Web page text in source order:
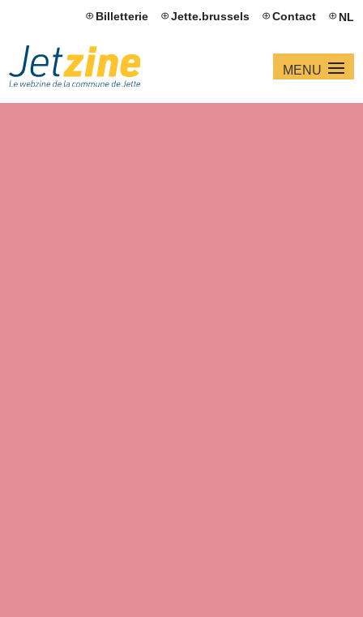
Billetterie Jette.brussels Contact NL